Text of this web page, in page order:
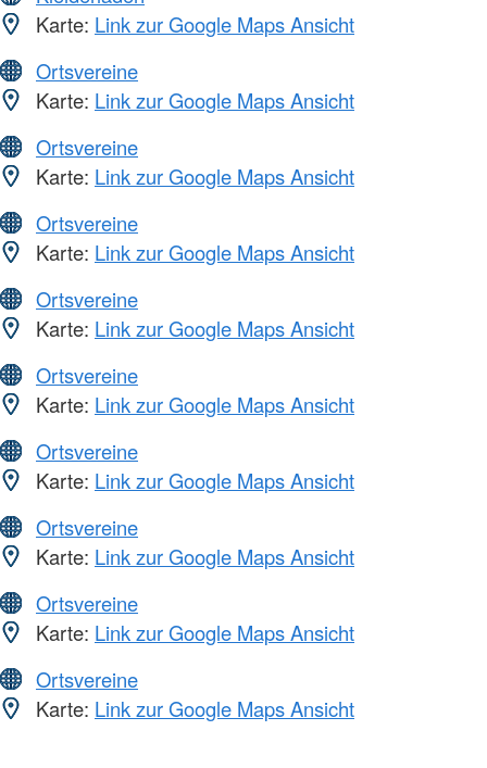
Karte: Link zur Google Maps Ansicht
Ortsvereine
Karte: Link zur Google Maps Ansicht
Ortsvereine
Karte: Link zur Google Maps Ansicht
Ortsvereine
Karte: Link zur Google Maps Ansicht
Ortsvereine
Karte: Link zur Google Maps Ansicht
Ortsvereine
Karte: Link zur Google Maps Ansicht
Ortsvereine
Karte: Link zur Google Maps Ansicht
Ortsvereine
Karte: Link zur Google Maps Ansicht
Ortsvereine
Karte: Link zur Google Maps Ansicht
Ortsvereine
Karte: Link zur Google Maps Ansicht